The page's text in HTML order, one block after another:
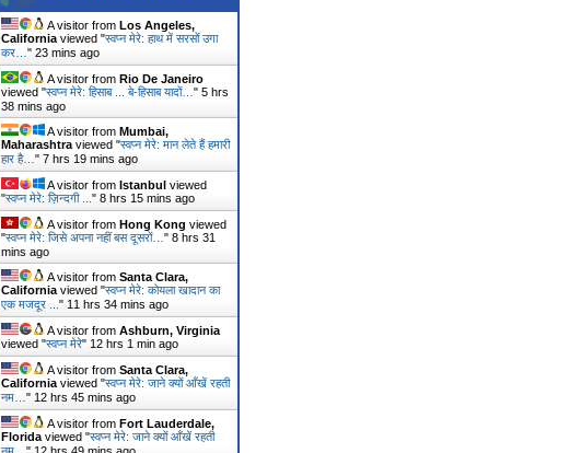
A visitor from Los Angeles,
California viewed "स्वप्न मेरे: हाथ में सरसों उगा
कर… " 23 mins ago
A visitor from Rio De Janeiro
viewed "स्वप्न मेरे: हिसाब ... बे-हिसाब यादों… " 5 hrs
38 mins ago
A visitor from Mumbai,
Maharashtra viewed "स्वप्न मेरे: मान लेते हैं हमारी
हार है… " 7 hrs 19 mins ago
A visitor from Istanbul viewed
"स्वप्न मेरे: ज़िन्दगी ... " 8 hrs 15 mins ago
A visitor from Hong Kong viewed
"स्वप्न मेरे: जिसे अपना नहीं बस दूसरों… " 8 hrs 31
mins ago
A visitor from Santa Clara,
California viewed "स्वप्न मेरे: कोयला खादान का
एक मजदूर ... " 11 hrs 34 mins ago
A visitor from Ashburn, Virginia
viewed "स्वप्न मेरे" 12 hrs 1 min ago
A visitor from Santa Clara,
California viewed "स्वप्न मेरे: जाने क्यों आँखें रहती
नम… " 12 hrs 45 mins ago
A visitor from Fort Lauderdale,
Florida viewed "स्वप्न मेरे: जाने क्यों आँखें रहती